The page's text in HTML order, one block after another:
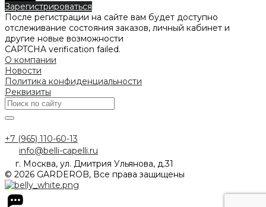
Зарегистрироваться
После регистрации на сайте вам будет доступно
отслеживание состояния заказов, личный кабинет и
другие новые возможности
CAPTCHA verification failed.
О компании
Новости
Политика конфиденциальности
Реквизиты
+7 (965) 110-60-13
info@belli-capelli.ru
г. Москва, ул. Дмитрия Ульянова, д.31
© 2026 GARDEROB, Все права защищены